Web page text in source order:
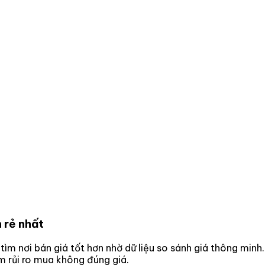
rẻ nhất
nơi bán giá tốt hơn nhờ dữ liệu so sánh giá thông minh.
rủi ro mua không đúng giá.